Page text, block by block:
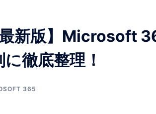
新版】Microsoft
徹底整理！
365